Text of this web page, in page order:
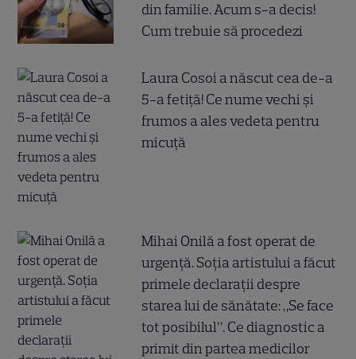
din familie. Acum s-a decis!
Cum trebuie să procedezi
Laura Cosoi a născut cea de-a
5-a fetiță! Ce nume vechi și
frumos a ales vedeta pentru
micuță
Mihai Onilă a fost operat de
urgență. Soția artistului a făcut
primele declarații despre
starea lui de sănătate: „Se face
tot posibilul”. Ce diagnostic a
primit din partea medicilor